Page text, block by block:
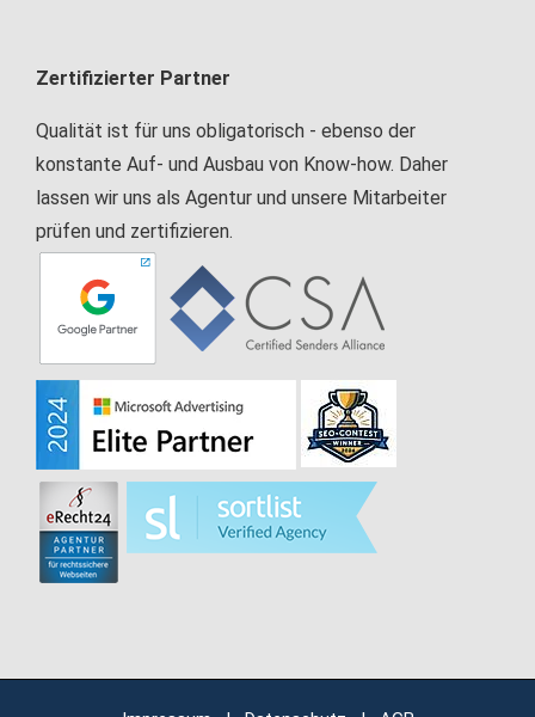
Zertifizierter Partner
Qualität ist für uns obligatorisch - ebenso der
konstante Auf- und Ausbau von Know-how. Daher
lassen wir uns als Agentur und unsere Mitarbeiter
prüfen und zertifizieren.